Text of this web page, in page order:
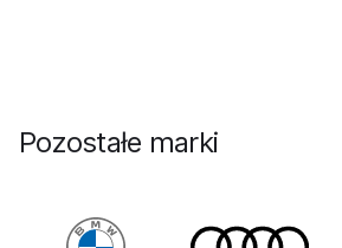
Pozostałe marki